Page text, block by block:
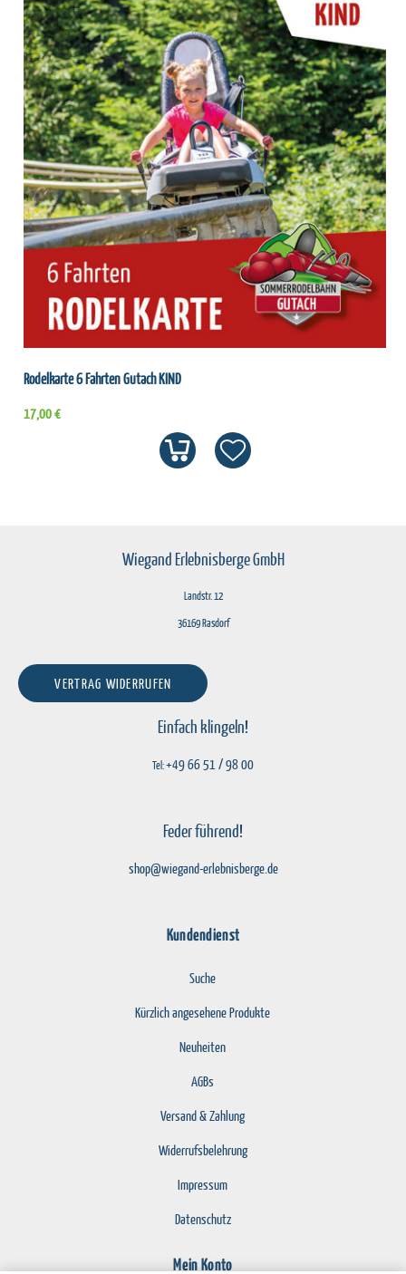
Rodelkarte 6 Fahrten Gutach KIND
17,00 €
Wiegand Erlebnisberge GmbH
Landstr. 12
36169 Rasdorf
VERTRAG WIDERRUFEN
Einfach klingeln!
Tel:+49 66 51 / 98 00
Feder führend!
shop@wiegand-erlebnisberge.de
Kundendienst
Suche
Kürzlich angesehene Produkte
Neuheiten
AGBs
Versand & Zahlung
Widerrufsbelehrung
Impressum
Datenschutz
Mein Konto